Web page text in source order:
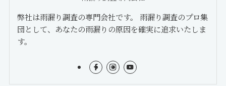
弊社は雨漏り調査の専門会社です。 雨漏り調査のプロ集
団として、あなたの雨漏りの原因を確実に追求いたしま
す。